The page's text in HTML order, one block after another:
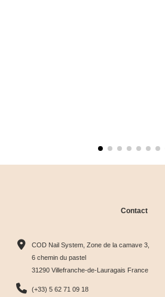
Contact
COD Nail System, Zone de la camave 3,
6 chemin du pastel
31290 Villefranche-de-Lauragais France
(+33) 5 62 71 09 18